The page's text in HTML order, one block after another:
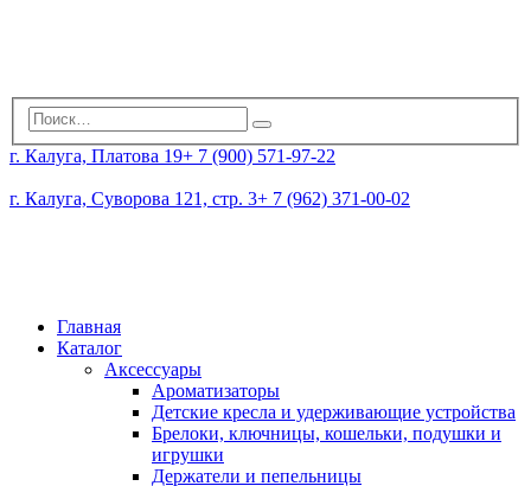
г. Калуга, Платова 19+ 7 (900) 571-97-22
г. Калуга, Суворова 121, стр. 3+ 7 (962) 371-00-02
Главная
Каталог
Аксессуары
Ароматизаторы
Детские кресла и удерживающие устройства
Брелоки, ключницы, кошельки, подушки и
игрушки
Держатели и пепельницы